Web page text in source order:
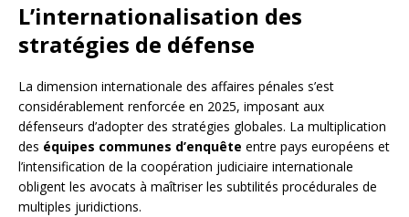
L’internationalisation des
stratégies de défense
La dimension internationale des affaires pénales s’est
considérablement renforcée en 2025, imposant aux
défenseurs d’adopter des stratégies globales. La multiplication
des équipes communes d’enquête entre pays européens et
l’intensification de la coopération judiciaire internationale
obligent les avocats à maîtriser les subtilités procédurales de
multiples juridictions.